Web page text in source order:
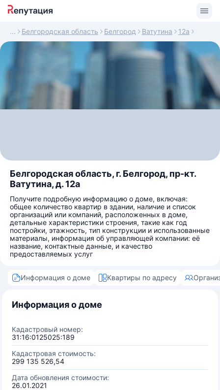
Белгородская область Белгород Ватутина 12а
Белгородская область, г. Белгород, пр-кт.
Ватутина, д. 12а
Получите подробную информацию о доме, включая:
общее количество квартир в здании, наличие и список
организаций или компаний, расположенных в доме,
детальные характеристики строения, такие как год
постройки, этажность, тип конструкции и использованные
материалы, информация об управляющей компании: её
название, контактные данные, и качество
предоставляемых услуг
Информация о доме Квартиры по адресу
Информация о доме
Кадастровый номер:
31:16:0125025:189
Кадастровая стоимость:
299 135 526,54
Дата обновления стоимости:
26.01.2021